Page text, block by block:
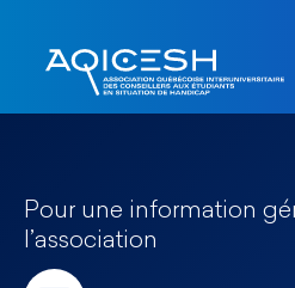
Pour une information
l’association